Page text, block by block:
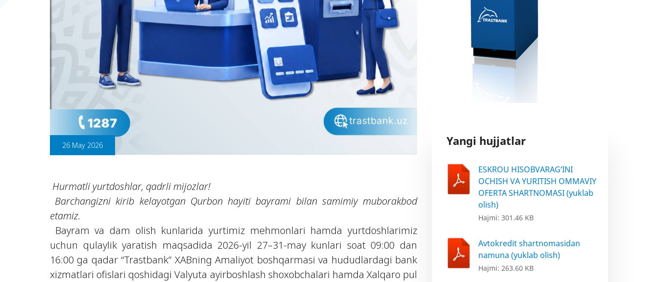
26 May 2026
Hurmatli yurtdoshlar, qadrli mijozlar!
Barchangizni kirib kelayotgan Qurbon hayiti bayrami bilan samimiy muborakbod
etamiz.
Bayram va dam olish kunlarida yurtimiz mehmonlari hamda yurtdoshlarimiz
uchun qulaylik yaratish maqsadida 2026-yil 27–31-may kunlari soat 09:00 dan
16:00 ga qadar “Trastbank” XABning Amaliyot boshqarmasi va hududlardagi bank
xizmatlari ofislari qoshidagi Valyuta ayirboshlash shoxobchalari hamda Xalqaro pul
Yangi hujjatlar
ESKROU HISOBVARAG‘INI
OCHISH VA YURITISH OMMAVIY
OFERTA SHARTNOMASI (yuklab
olish)
Hajmi: 301.46 KB
Avtokredit shartnomasidan
namuna (yuklab olish)
Hajmi: 263.60 KB